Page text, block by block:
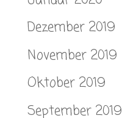
Dezember 2019
November 2019
Oktober 2019
September 2019